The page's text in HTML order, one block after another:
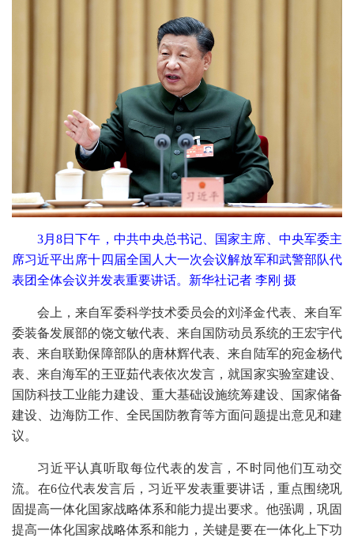
3月8日下午，中共中央总书记、国家主席、中央军委主
席习近平出席十四届全国人大一次会议解放军和武警部队代
表团全体会议并发表重要讲话。新华社记者 李刚 摄
会上，来自军委科学技术委员会的刘泽金代表、来自军
委装备发展部的饶文敏代表、来自国防动员系统的王宏宇代
表、来自联勤保障部队的唐林辉代表、来自陆军的宛金杨代
表、来自海军的王亚茹代表依次发言，就国家实验室建设、
国防科技工业能力建设、重大基础设施统筹建设、国家储备
建设、边海防工作、全民国防教育等方面问题提出意见和建
议。
习近平认真听取每位代表的发言，不时同他们互动交
流。在6位代表发言后，习近平发表重要讲话，重点围绕巩
固提高一体化国家战略体系和能力提出要求。他强调，巩固
提高一体化国家战略体系和能力，关键是要在一体化上下功